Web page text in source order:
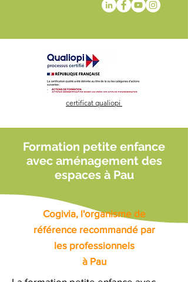
certificat qualiopi
Formation petite enfance
avec aménagement des
espaces à Pau
Cogivia, l'organisme de
référence recommandé par
les professionnels
à Pau